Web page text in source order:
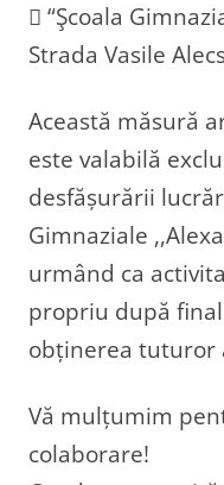
 “Şcoala
Strada Vasile
Această măsură
este valabilă
desfășurării
Gimnaziale
urmând ca
propriu după
obținerea tuturor
Vă mulțumim
colaborare!